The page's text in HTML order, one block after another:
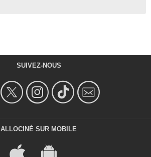
SUIVEZ-NOUS
ALLOCINÉ SUR MOBILE